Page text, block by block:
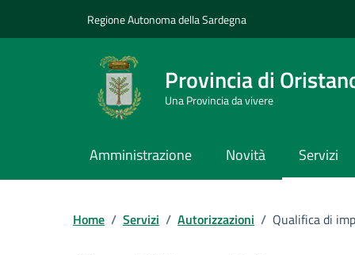
Regione Autonoma della Sardegna
Provincia di
Una Provincia da vivere
Amministrazione Novità Servizi
Home / Servizi / Autorizzazioni / Qualifica di